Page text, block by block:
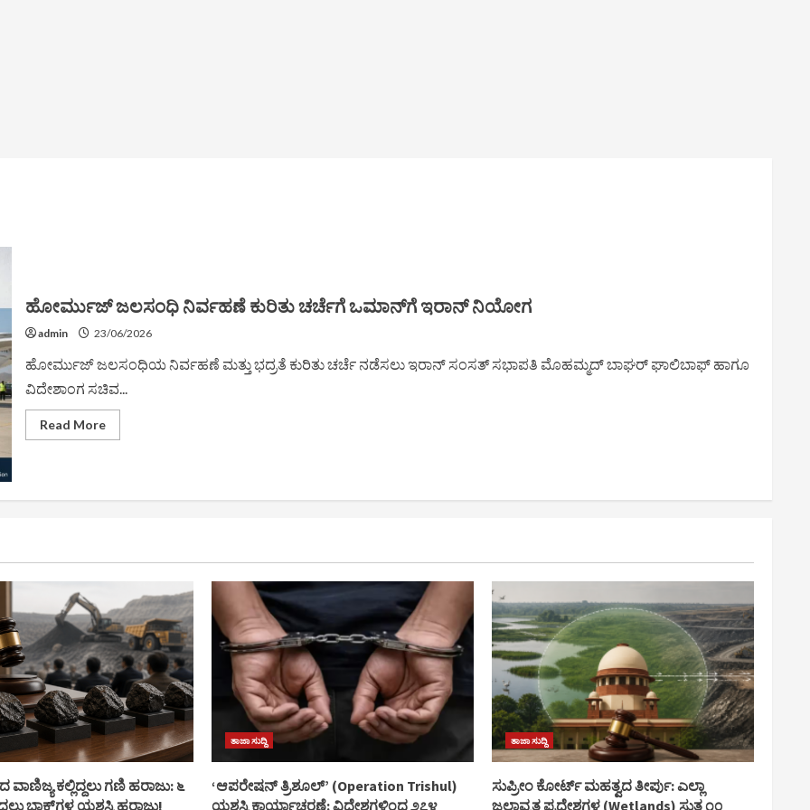
ಹೋರ್ಮುಜ್ ಜಲಸಂಧಿ ನಿರ್ವಹಣೆ ಕುರಿತು ಚರ್ಚೆಗೆ ಒಮಾನ್‌ಗೆ ಇರಾನ್ ನಿಯೋಗ
admin 23/06/2026
ಹೋರ್ಮುಜ್ ಜಲಸಂಧಿಯ ನಿರ್ವಹಣೆ ಮತ್ತು ಭದ್ರತೆ ಕುರಿತು ಚರ್ಚೆ ನಡೆಸಲು ಇರಾನ್ ಸಂಸತ್ ಸಭಾಪತಿ ಮೊಹಮ್ಮದ್ ಬಾಘರ್ ಘಾಲಿಬಾಫ್ ಹಾಗೂ
ವಿದೇಶಾಂಗ ಸಚಿವ...
Read MoreRead
more
ಕುರಿತು
ಕಲ್ಲಿದ್ದಲು ಗಣಿ ಹರಾಜು: ೬
ಬ್ಲಾಕ್‌ಗಳ ಯಶಸ್ವಿ ಹರಾಜು!
ತಾಜಾ ಸುದ್ದಿ
‘ಆಪರೇಷನ್ ತ್ರಿಶೂಲ್’ (Operation Trishul)
ಯಶಸ್ವಿ ಕಾರ್ಯಾಚರಣೆ: ವಿದೇಶಗಳಿಂದ ೨೭೪
ತಾಜಾ ಸುದ್ದಿ
ಸುಪ್ರೀಂ ಕೋರ್ಟ್ ಮಹತ್ವದ ತೀರ್ಪು: ಎಲ್ಲಾ
ಜಲಾವೃತ ಪ್ರದೇಶಗಳ (Wetlands) ಸುತ್ತ ೧೦